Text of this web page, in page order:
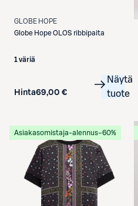
GLOBE HOPE
Globe HopeOLOS ribbipaita
1 väriä
Hinta69,00 €
Näytä
tuote
Asiakasomistaja-alennus−60%